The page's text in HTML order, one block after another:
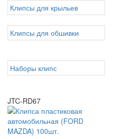
Клипсы для крыльев
Клипсы для обшивки
Наборы клипс
JTC-RD67